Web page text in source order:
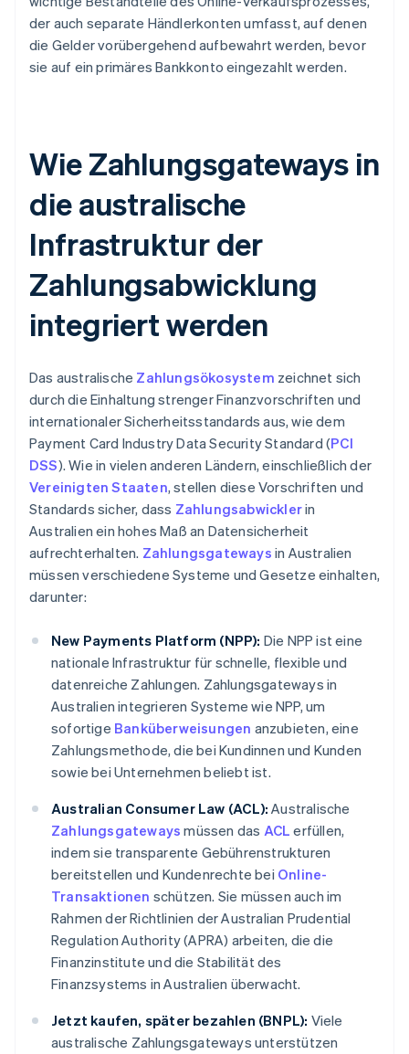
der auch separate Händlerkonten umfasst, auf denen
die Gelder vorübergehend aufbewahrt werden, bevor
sie auf ein primäres Bankkonto eingezahlt werden.
Wie Zahlungsgateways in
die australische
Infrastruktur der
Zahlungsabwicklung
integriert werden
Das australische Zahlungsökosystem zeichnet sich
durch die Einhaltung strenger Finanzvorschriften und
internationaler Sicherheitsstandards aus, wie dem
Payment Card Industry Data Security Standard (PCI
DSS). Wie in vielen anderen Ländern, einschließlich der
Vereinigten Staaten, stellen diese Vorschriften und
Standards sicher, dass Zahlungsabwicklerin
Australien ein hohes Maß an Datensicherheit
aufrechterhalten. Zahlungsgateways in Australien
müssen verschiedene Systeme und Gesetze einhalten,
darunter:
New Payments Platform (NPP): Die NPP ist eine
nationale Infrastruktur für schnelle, flexible und
datenreiche Zahlungen. Zahlungsgateways in
Australien integrieren Systeme wie NPP, um
sofortige Banküberweisungen anzubieten, eine
Zahlungsmethode, die bei Kundinnen und Kunden
sowie bei Unternehmen beliebt ist.
Australian Consumer Law (ACL): Australische
Zahlungsgateways müssen das ACL erfüllen,
indem sie transparente Gebührenstrukturen
bereitstellen und Kundenrechte bei Online-
Transaktionen schützen. Sie müssen auch im
Rahmen der Richtlinien der Australian Prudential
Regulation Authority (APRA) arbeiten, die die
Finanzinstitute und die Stabilität des
Finanzsystems in Australien überwacht.
Jetzt kaufen, später bezahlen (BNPL): Viele
australische Zahlungsgateways unterstützen